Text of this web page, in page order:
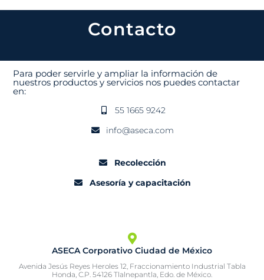
Contacto
Para poder servirle y ampliar la información de
nuestros productos y servicios nos puedes contactar
en:
55 1665 9242
info@aseca.com
Recolección
Asesoría y capacitación
ASECA Corporativo Ciudad de México
Avenida Jesús Reyes Heroles 12, Fraccionamiento Industrial Tabla
Honda, C.P. 54126 Tlalnepantla, Edo. de México.